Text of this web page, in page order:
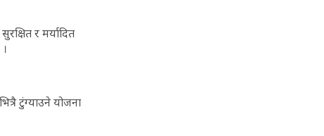
र मर्यादित
टुंग्याउने योजना